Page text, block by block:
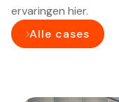
ervaringen hier.
Alle cases